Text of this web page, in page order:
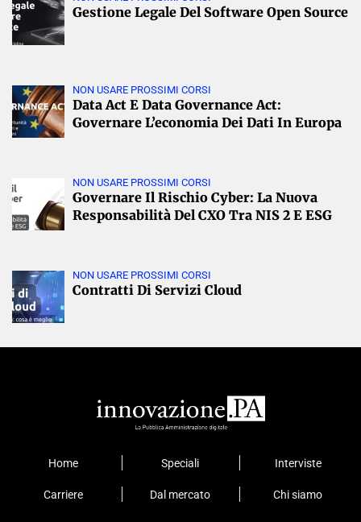
Gestione Legale Del Software Open Source
NON USARE PROSSIMI CORSI
Data Act E Data Governance Act:
Governare L’economia Dei Dati In Europa
NON USARE PROSSIMI CORSI
Governare Il Rischio Cyber: La Nuova
Responsabilità Del CXO Tra NIS 2 E ESG
NON USARE PROSSIMI CORSI
Contratti Di Servizi Cloud
Home Speciali Interviste
Carriere Dal mercato Chi siamo